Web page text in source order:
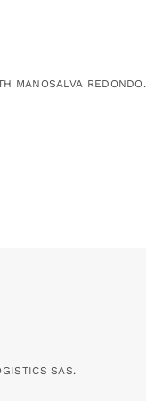
MANOSALVA REDONDO.
SAS.